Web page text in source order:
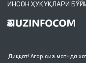
ИНСОН ҲУҚУҚЛАРИ
Диққат! Агар сиз матнда